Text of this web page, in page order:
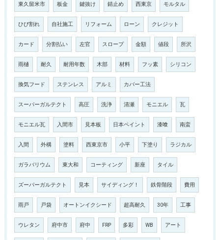
東久留米市 板金 鍵抜け 錆止め 西東京 モルタル
ひび割れ 自社施工 リフォーム ローン クレジット
カード 分割払い 左官 スロープ 金額 値段 所沢
雨樋 耐久 耐用年数 木部 材料 フッ素 シリコン
換気フード ステンレス アルミ カバー工法
スーパーガルテクト 高圧 洗浄 清瀬 モニエル 瓦
モニエル瓦 入間市 見本板 日本ペイント 漆喰 南蛮
入間 外構 塗料 西東京市 小平 下塗り ラジカル
ガラバリウム 東大和 コーティング 新座 タイル
ズーパーガルテクト 見本 サイディング！ 鉄骨階段 費用
雨戸 戸袋 オートンイクシード 超高耐久 30年 工事
ウレタン 府中市 府中 FRP 多彩 WB アート